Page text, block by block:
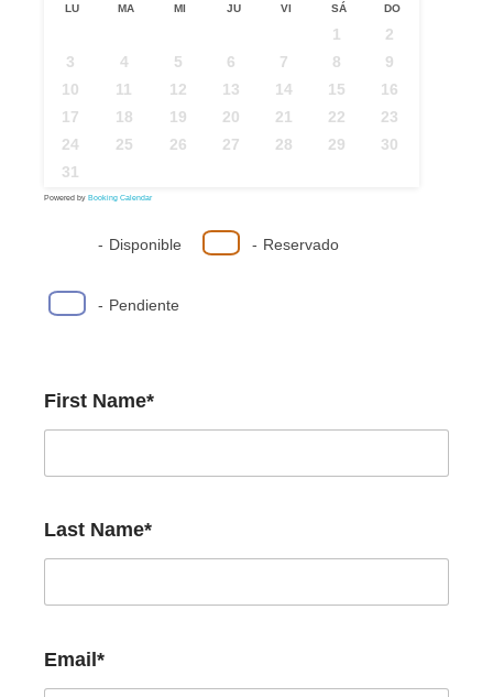
LU MA MI JU VI SÁ DO
1
2
3
4 5 6 7 8
9
10
11 12 13 14 15
16
17
18 19 20 21 22
23
24
25 26 27 28 29
30
31
Powered by Booking Calendar
- Disponible - Reservado
- Pendiente
First Name*
Last Name*
Email*